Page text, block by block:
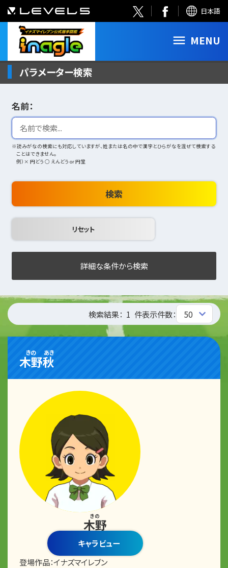
日本語
MENU
パラメーター検索
名前：
※読みがなの検索にも対応していますが、姓または名の中で漢字とひらがなを混ぜて検索する
ことはできません。
例）× 円どう ○ えんどう or 円堂
検索
詳細な条件から検索
検索結果： 1 件表示件数：
木野
きの
秋
あき
木野
きの
キャラビュー
登場作品：イナズマイレブン